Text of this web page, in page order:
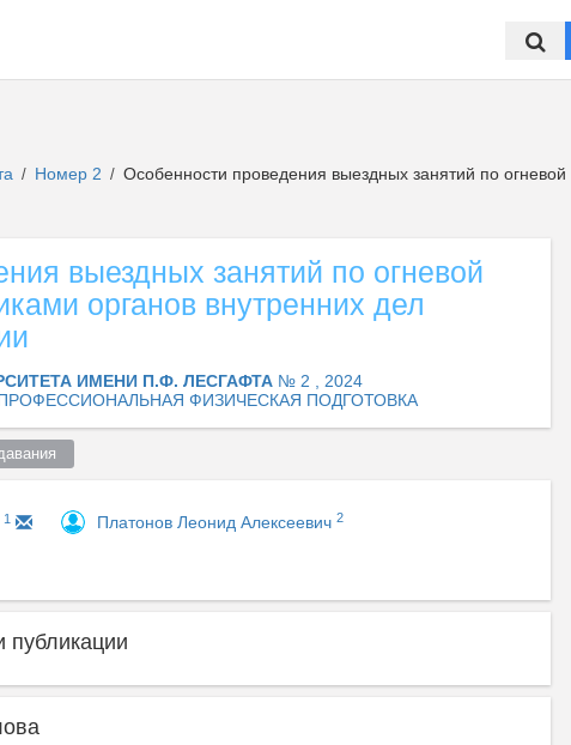
/ Номер 2 / Особенности проведения выездных занятий по огневой
выездных занятий по огневой
органов внутренних дел
ИМЕНИ П.Ф. ЛЕСГАФТА № 2 , 2024
ФИЗИЧЕСКАЯ ПОДГОТОВКА
1 Платонов Леонид Алексеевич 2